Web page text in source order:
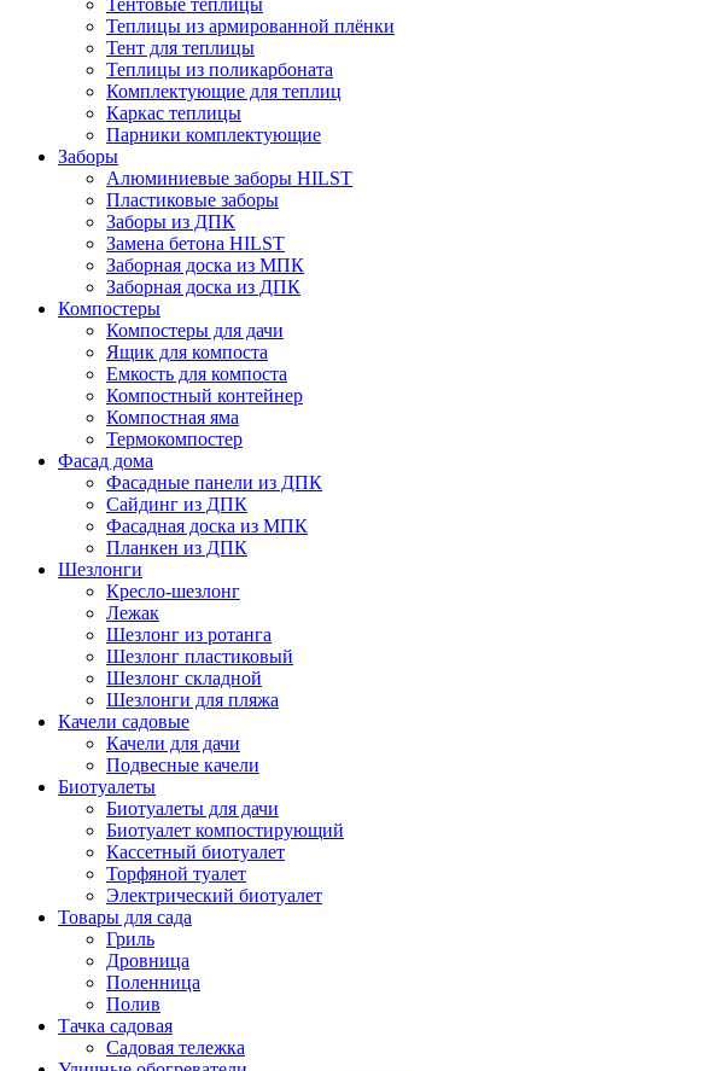
Тентовые теплицы
Теплицы из армированной плёнки
Тент для теплицы
Теплицы из поликарбоната
Комплектующие для теплиц
Каркас теплицы
Парники комплектующие
Заборы
Алюминиевые заборы HILST
Пластиковые заборы
Заборы из ДПК
Замена бетона HILST
Заборная доска из МПК
Заборная доска из ДПК
Компостеры
Компостеры для дачи
Ящик для компоста
Емкость для компоста
Компостный контейнер
Компостная яма
Термокомпостер
Фасад дома
Фасадные панели из ДПК
Сайдинг из ДПК
Фасадная доска из МПК
Планкен из ДПК
Шезлонги
Кресло-шезлонг
Лежак
Шезлонг из ротанга
Шезлонг пластиковый
Шезлонг складной
Шезлонги для пляжа
Качели садовые
Качели для дачи
Подвесные качели
Биотуалеты
Биотуалеты для дачи
Биотуалет компостирующий
Кассетный биотуалет
Торфяной туалет
Электрический биотуалет
Товары для сада
Гриль
Дровница
Поленница
Полив
Тачка садовая
Садовая тележка